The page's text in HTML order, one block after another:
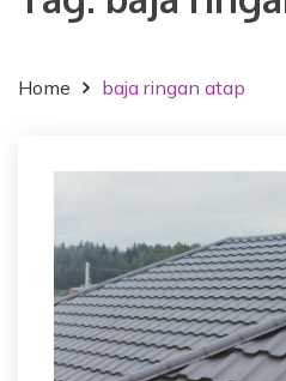
Home baja ringan atap